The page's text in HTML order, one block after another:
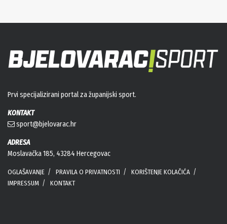
Prvi specijalizirani portal za županijski sport.
KONTAKT
sport@bjelovarac.hr
ADRESA
Moslavačka 185, 43284 Hercegovac
OGLAŠAVANJE PRAVILA O PRIVATNOSTI
KORIŠTENJE KOLAČIĆA
IMPRESSUM
KONTAKT